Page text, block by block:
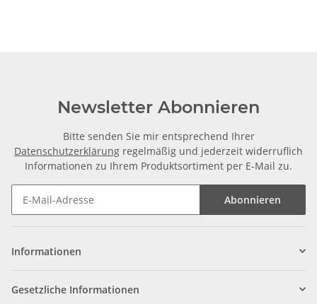
Newsletter Abonnieren
Bitte senden Sie mir entsprechend Ihrer
Datenschutzerklärung regelmäßig und jederzeit widerruflich
Informationen zu Ihrem Produktsortiment per E-Mail zu.
Abonnieren
Informationen
Gesetzliche Informationen